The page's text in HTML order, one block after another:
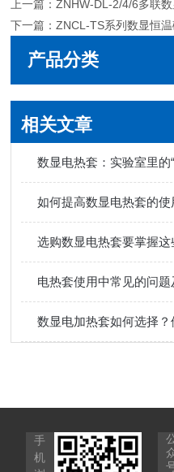
上一篇：ZNHW-DL-2/4/6多联
下一篇：ZNCL-TS系列数显恒
产品分类
相关文章
数显电热套：实验室里的
如何提高数显电热套的
选购数显电热套要掌握这
电热套使用中常见的问题
数显电加热套如何选择
手
机